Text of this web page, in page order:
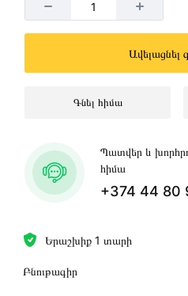
Երաշխիք 1 տարի
Բնութագիր
Ավելացնել
Գնել հիմա
Պատվեր և
հիմա
+374 44 80